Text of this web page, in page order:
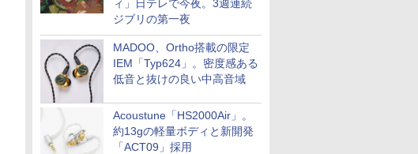
ィ」日テレで今夜。3週連続
ジブリの第一夜
MADOO、Ortho搭載の限定
IEM「Typ624」。密度感ある
低音と抜けの良い中高音域
Acoustune「HS2000Air」。
約13gの軽量ボディと新開発
「ACT09」採用